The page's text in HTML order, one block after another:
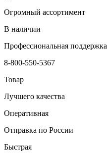
Огромный ассортимент
В наличии
Профессиональная поддержка
8-800-550-5367
Товар
Лучшего качества
Оперативная
Отправка по России
Быстрая